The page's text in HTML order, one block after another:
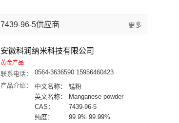
7439-96-5供应商 更多
安徽科润纳米科技有限公司
黄金产品
联系电话：
0564-3636590 15956460423
产品介绍：
中文名称：
锰粉
英文名称：
Manganese powder
CAS：
7439-96-5
纯度：
99.9% 99.99%